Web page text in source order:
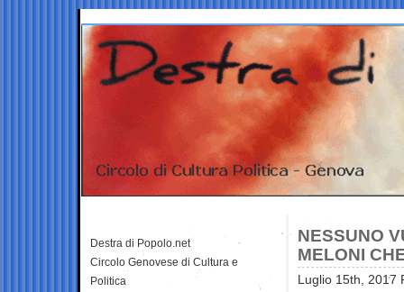
NESSUNO
MELONI
Luglio 15th, 2017
Destra di Popolo.net
Circolo Genovese di Cultura e
Politica